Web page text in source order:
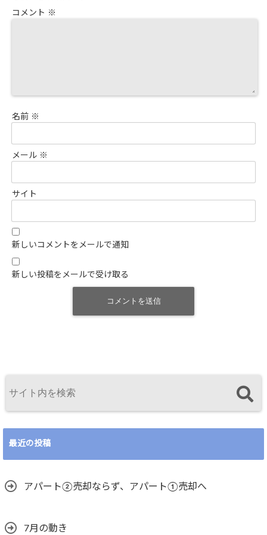
コメント ※
名前 ※
メール ※
サイト
新しいコメントをメールで通知
新しい投稿をメールで受け取る
最近の投稿
アパート②売却ならず、アパート①売却へ
7月の動き